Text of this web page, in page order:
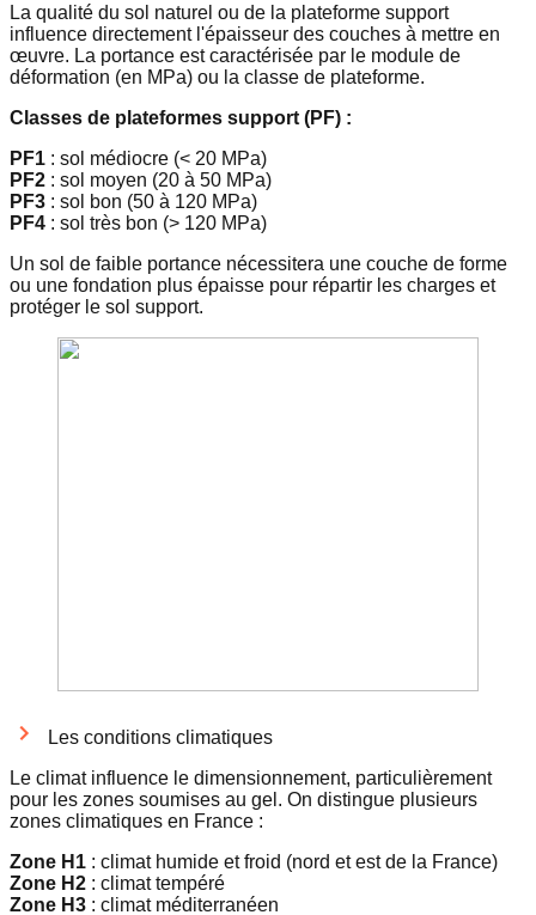
La qualité du sol naturel ou de la plateforme support
influence directement l'épaisseur des couches à mettre en
œuvre. La portance est caractérisée par le module de
déformation (en MPa) ou la classe de plateforme.
Classes de plateformes support (PF) :
PF1 : sol médiocre (< 20 MPa)
PF2 : sol moyen (20 à 50 MPa)
PF3 : sol bon (50 à 120 MPa)
PF4 : sol très bon (> 120 MPa)
Un sol de faible portance nécessitera une couche de forme
ou une fondation plus épaisse pour répartir les charges et
protéger le sol support.
Les conditions climatiques
Le climat influence le dimensionnement, particulièrement
pour les zones soumises au gel. On distingue plusieurs
zones climatiques en France :
Zone H1 : climat humide et froid (nord et est de la France)
Zone H2 : climat tempéré
Zone H3 : climat méditerranéen